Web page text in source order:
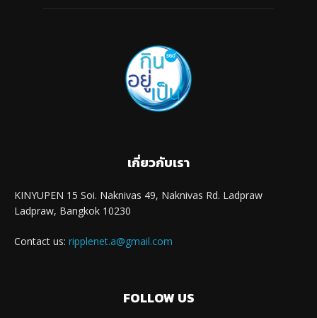
เกี่ยวกับเรา
KINYUPEN 15 Soi. Naknivas 49, Naknivas Rd. Ladpraw
Ladpraw, Bangkok 10230
Contact us: ripplenet.a@gmail.com
FOLLOW US